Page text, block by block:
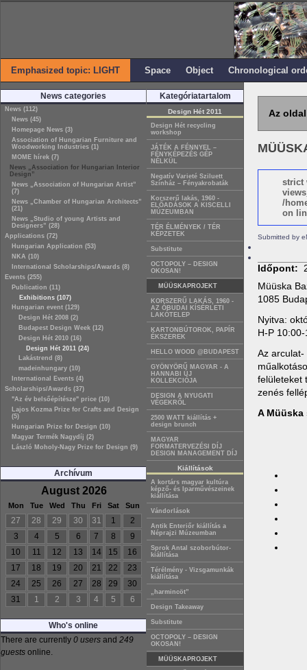
Emphasized topic: LIGHT Space Object Chronological
News categories
News (112)
News (45)
Homepage News (3)
Association of Hungarian Furniture and
Woodworking Industries (1)
MOME hírek (7)
News „Association for Hungarian Interior
Design”
News „Association of Hungarian Artist”
(7)
News „Chamber of Hungarian Architects”
(21)
News „Studio of young Artists and
Designers” (28)
Applications (72)
Hungarian Application (53)
NKA (10)
International Scholarships/Awards (8)
Events (255)
Publication (11)
Exhibitions (107)
Hungarian event (129)
Design Hét 2008 (2)
Budapest Design Week (12)
Design Hét 2010 (16)
Design Hét 2011 (24)
Lakástrend (8)
madeinhungary (10)
International Events (4)
Scholarships/Awards (37)
"Az év belsőépítésze" price (10)
Lajos Kozma Prize for Crafts and Design
(5)
Hungarian Prize for Design (10)
Magyar Termék Nagydíj (2)
László Moholy-Nagy Prize for Design (9)
Archívum
August 2026
Mon Tue Wed Thu Fri Sat Sun
27 28 29 30 31 1
2
3
4 5 6 7 8
9
10
11 12 13 14 15
16
17
18 19 20 21 22
23
24
25 26 27 28 29
30
31
1 2 3 4 5 6
Who's online
There are currently 0 users and 249
guests online.
Kategóriatartalom
Design Hét 2011
Design Hét recycling
workshop
JÁTÉK A FÉNNYEL –
FÉNYKÉPEZÉS GÉP
NÉLKÜL
Negatív Varieté Sziluett
Színház – Fényakrobaták
Korszerű lakás, 1960 -
ELŐADÁSOK A KISCELLI
MÚZEUMBAN
TÉR ÉLMÉNYEK / TÉR
KÉPZETEK
Substitute
OCTOPOLY – DESIGN
OKOSAN!
MÜÜSKAPROJEKT
KORSZERŰ LAKÁS, 1960 -
AZ ÓBUDAI KÍSÉRLETI
LAKÓTELEP
KARTONBÚTOROK, PAPÍR
ÉKSZEREK
HELLO WOOD @BUDAPEST
GYÖNYÖRŰ MAGYAR - A
HANNABI ÚJ
KOLLEKCIÓJA
DESIGN A NYUGATI
VÉGEKRŐL
2500 WATT kiállítás +
design brunch
MAGYAR
FORMATERVEZÉSI DÍJ
DESIGN MANAGEMENT DÍJ
Kiállítások
A kortárs magyar kultúra
képző- és Iparművészeinek
kiállítása
Vándorlások
Antik Enteriőr kiállítás a
Néprajzi Múzeumban
Sprok Antal szoborbútor-
kiállítása
Térélmény - Vizsgamunkák
kiállítása
„harmincöt”
Design Takeaway
Substitute
OCTOPOLY – DESIGN
OKOSAN!
MÜÜSKAPROJEKT
Az
strict
/
on
Submitted by
Időpont:
Müüska
1085
Nyitva:
H-P
Az
felületeket
zenés
A Müüska